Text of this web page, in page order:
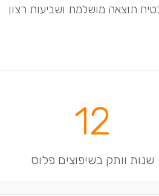
תוצאה מושלמת ושביעות רצון
12
שנות וותק בשיפוצים פלוס